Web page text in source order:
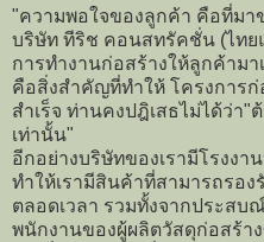
"ความพอใจของลูกค้า คือที่มา
บริษัท ทีริช คอนสทรัคชั่น (ไท
การทำงานก่อสร้างให้ลูกค้ามา
คือสิ่งสำคัญที่ทำให้ โครงการ
สำเร็จ ท่านคงปฎิเสธไม่ได้ว่า"
เท่านั้น"
อีกอย่างบริษัทของเรามีโรงง
ทำให้เรามีสินค้าที่สามารถรอ
ตลอดเวลา รวมทั้งจากประสบ
พนักงานของผู้ผลิตวัสดุก่อสร้า